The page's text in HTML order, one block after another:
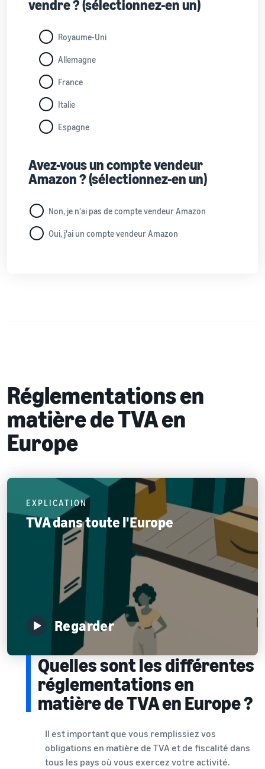
vendre ? (sélectionnez-en un)
Royaume-Uni
Allemagne
France
Italie
Espagne
Avez-vous un compte vendeur
Amazon ? (sélectionnez-en un)
Non, je n'ai pas de compte vendeur Amazon
Oui, j'ai un compte vendeur Amazon
Réglementations en
matière de TVA en
Europe
EXPLICATION
TVA dans toute l'Europe
Regarder
Quelles sont les différentes
réglementations en
matière de TVA en Europe ?
Il est important que vous remplissiez vos
obligations en matière de TVA et de fiscalité dans
tous les pays où vous exercez votre activité.